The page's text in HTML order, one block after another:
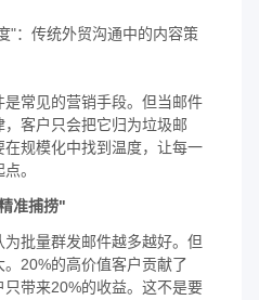
"：传统外贸沟通中的内容策
常见的营销手段。但当邮件
客户只会把它归为垃圾邮
规模化中找到温度，让每一
。
准捕捞"
批量群发邮件越多越好。但
20%的高价值客户贡献了
带来20%的收益。这不是要